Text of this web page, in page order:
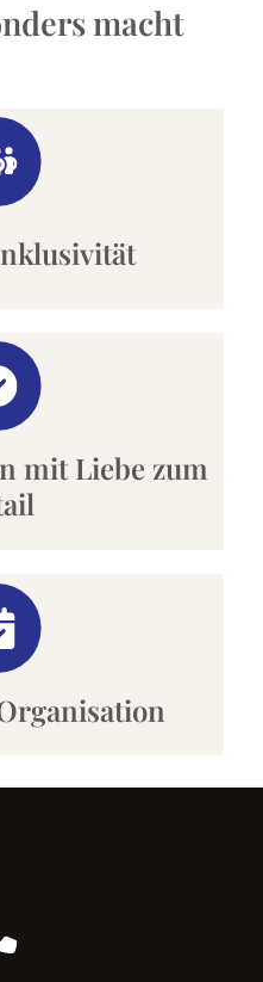
macht
mit Liebe zum